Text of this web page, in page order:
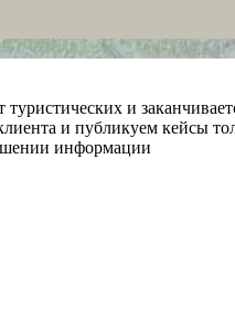
туристических и
и публикуем кейсы
информации